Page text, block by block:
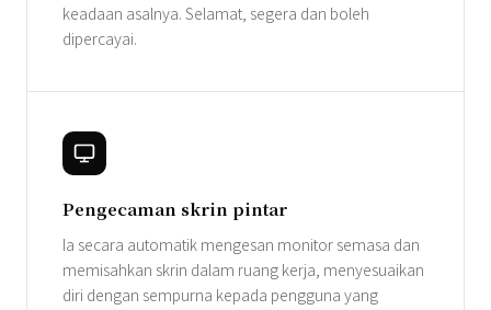
keadaan asalnya. Selamat, segera dan boleh
dipercayai.
Pengecaman skrin pintar
Ia secara automatik mengesan monitor semasa dan
memisahkan skrin dalam ruang kerja, menyesuaikan
diri dengan sempurna kepada pengguna yang